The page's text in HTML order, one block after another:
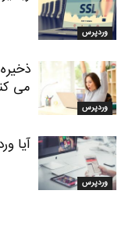
وردپرس
وردپرس
می
وردپرس
آیا